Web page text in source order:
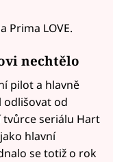
Prima LOVE.
nechtělo
pilot a hlavně
odlišovat od
seriálu Hart
hlavní
se totiž o rok